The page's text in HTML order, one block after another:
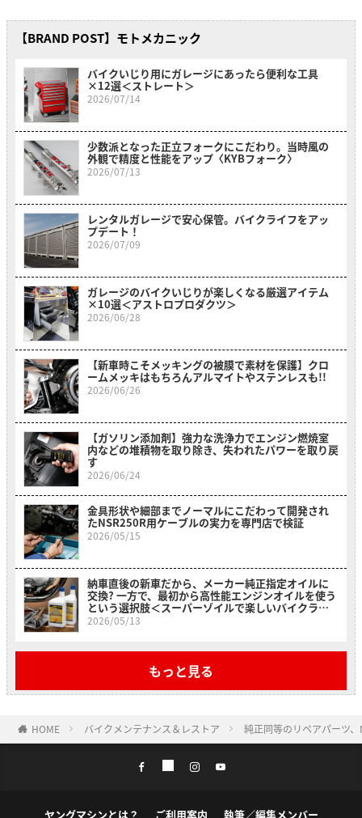
【BRAND POST】モトメカニック
バイクいじり用にガレージにあったら便利な工具
×12選＜ストレート＞
2026/07/14
少数派となった正立フォークにこだわり。当時風の
外観で精度と性能をアップ〈KYBフォーク〉
2026/07/13
レンタルガレージで安心保管。バイクライフをアッ
プデート！
2026/07/09
ガレージのバイクいじりが楽しくなる厳選アイテム
×10選＜アストロプロダクツ＞
2026/06/28
【新車時こそメッキングの被膜で素材を保護】クロ
ームメッキはもちろんアルマイトやステンレスも!!
2026/06/26
【ガソリン添加剤】強力な洗浄力でエンジン燃焼室
内などの堆積物を取り除き、失われたパワーを取り戻
す
2026/06/24
金具形状や細部までノーマルにこだわって開発され
たNSR250R用ケーブルの実力を専門店で検証
2026/05/15
納車直後の新車だから、メーカー純正指定オイルに
交換? 一方で、最初から高性能エンジンオイルを使う
という選択肢＜スーパーゾイルで楽しいバイクライ
フ＞
2026/05/13
もっと見る
HOME バイクメンテナンス＆レストア 純正同等のリペアパーツ
ヤングマシンとは？ ご利用案内 執筆／編集メンバー